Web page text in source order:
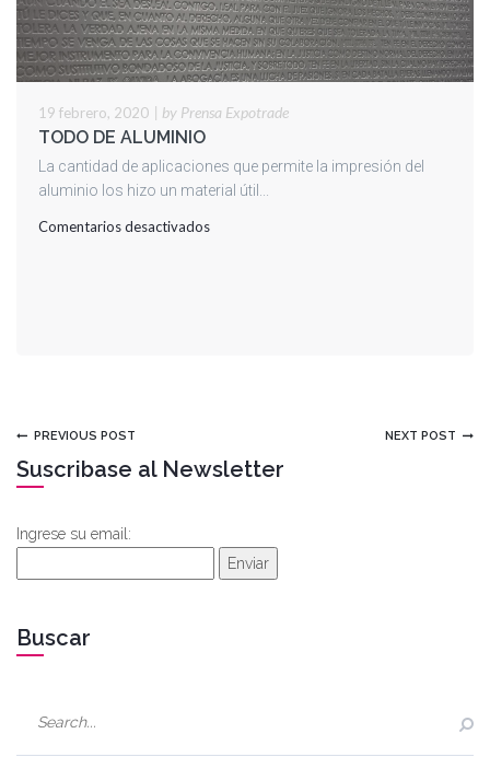
19 febrero, 2020 | by Prensa Expotrade
TODO DE ALUMINIO
La cantidad de aplicaciones que permite la impresión del
aluminio los hizo un material útil...
Comentarios desactivadosen
PREVIOUS POST NEXT POST
Suscribase al Newsletter
Ingrese su email:
Enviar
Buscar